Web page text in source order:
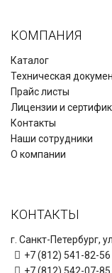
КОМПАНИЯ
Каталог
Техническая
Прайс листы
Лицензии и
Контакты
Наши сотрудники
О компании
КОНТАКТЫ
г. Санкт-Петербург,
+7 (812) 541-82-56